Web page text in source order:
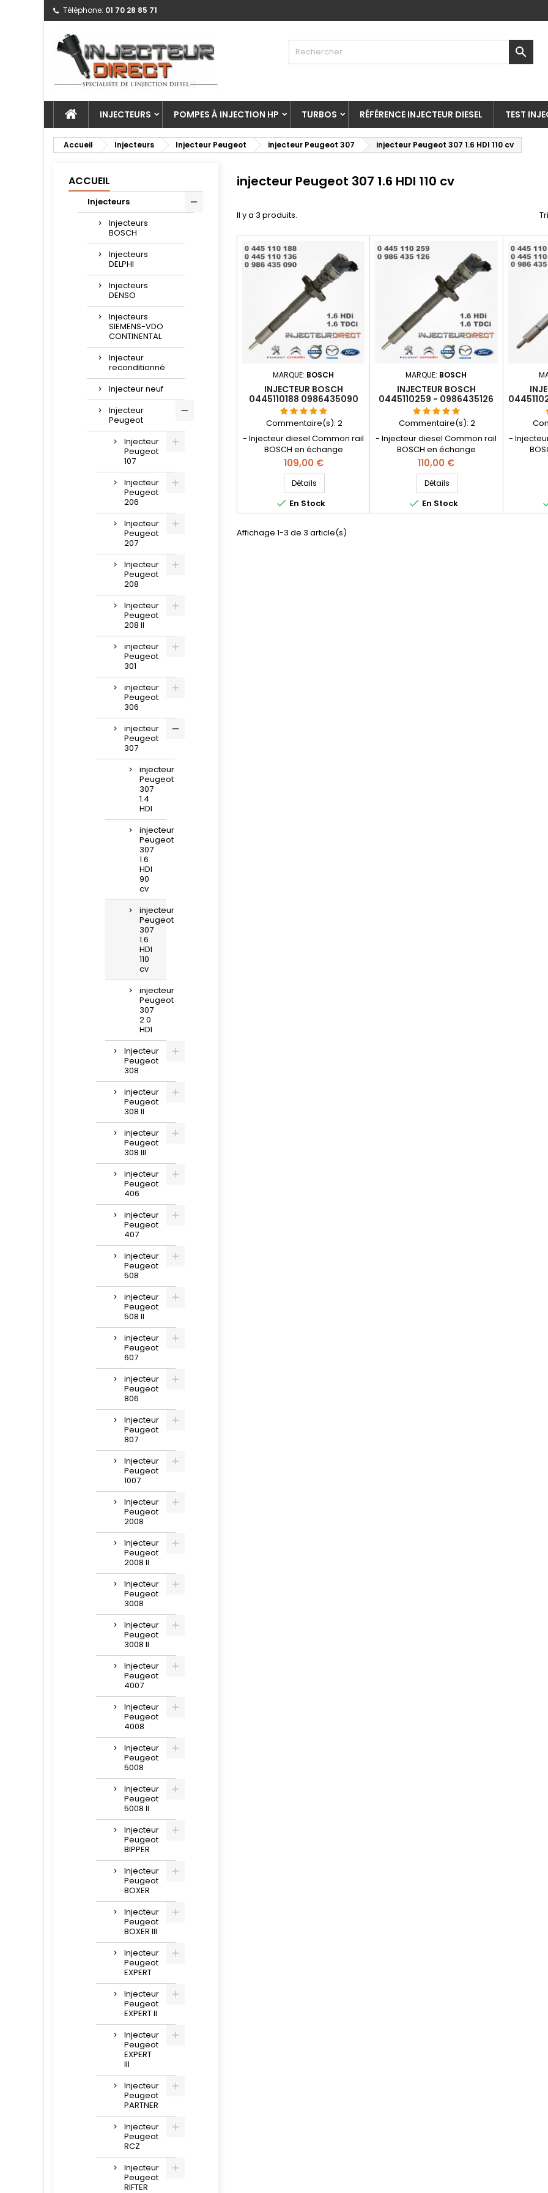
Téléphone: 01 70 28 85 71

INJECTEURS POMPES À INJECTION HP TURBOS RÉFÉRENCE INJECTEUR DIESEL TEST
Accueil Injecteurs Injecteur Peugeot injecteur Peugeot 307 injecteur Peugeot 307 1.6 HDI 110 cv
ACCUEIL
Injecteurs
Injecteurs
BOSCH
Injecteurs
DELPHI
Injecteurs
DENSO
Injecteurs
SIEMENS-VDO
CONTINENTAL
Injecteur
reconditionné
Injecteur neuf
Injecteur
Peugeot
Injecteur
Peugeot
107
Injecteur
Peugeot
206
Injecteur
Peugeot
207
Injecteur
Peugeot
208
Injecteur
Peugeot
208 II
injecteur
Peugeot
301
injecteur
Peugeot
306
injecteur
Peugeot
307
injecteur
Peugeot
307
1.4
HDI
injecteur
Peugeot
307
1.6
HDI
90
cv
injecteur
Peugeot
307
1.6
HDI
110
cv
injecteur
Peugeot
307
2.0
HDI
Injecteur
Peugeot
308
injecteur
Peugeot
308 II
injecteur
Peugeot
308 III
injecteur
Peugeot
406
injecteur
Peugeot
407
injecteur
Peugeot
508
injecteur
Peugeot
508 II
injecteur
Peugeot
607
injecteur
Peugeot
806
Injecteur
Peugeot
807
Injecteur
Peugeot
1007
Injecteur
Peugeot
2008
Injecteur
Peugeot
2008 II
Injecteur
Peugeot
3008
Injecteur
Peugeot
3008 II
Injecteur
Peugeot
4007
Injecteur
Peugeot
4008
Injecteur
Peugeot
5008
Injecteur
Peugeot
5008 II
Injecteur
Peugeot
BIPPER
Injecteur
Peugeot
BOXER
Injecteur
Peugeot
BOXER III
Injecteur
Peugeot
EXPERT
Injecteur
Peugeot
EXPERT II
Injecteur
Peugeot
EXPERT
III
Injecteur
Peugeot
PARTNER
Injecteur
Peugeot
RCZ
Injecteur
Peugeot
RIFTER
injecteur Peugeot 307 1.6 HDI 110 cv
Il y a 3 produits.
MARQUE: BOSCH
INJECTEUR BOSCH
0445110188 0986435090
1609849480 9655045080
Commentaire(s): 2
- Injecteur diesel Common rail
BOSCH en échange
réparation - Références
compatibles : 0445110136 ,
0986435090 , 1609849480 ,
9655045080 , 96.528920.80A ,
1609849380 , 1980CS , 1980E5 ,
1980H3 , 96466862 , 96485754 ,
96507606 , 96528920 ,
96550450 - Pour motorisation
Prix
109,00 €
Détails
 En Stock
MARQUE: BOSCH
INJECTEUR BOSCH
0445110259 - 0986435126
Commentaire(s): 2
- Injecteur diesel Common rail
BOSCH en échange
réparation - Références
compatibles : 0986435126 , 0
445 110 259 , 0 986 435 126
, 1609849580 , 1609849680 ,
9655328480 , 1980J3 , 1980CT
, 1425514 , 5M5Q9F593AA
Prix
110,00 €
Détails
 En Stock
-
1980K7 ,
Affichage 1-3 de 3 article(s)